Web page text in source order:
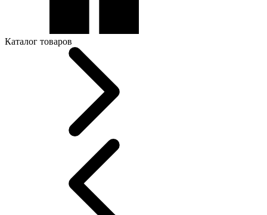
Каталог товаров